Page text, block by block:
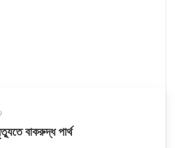
বাকরুদ্ধ পার্থ